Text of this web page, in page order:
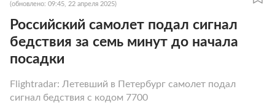
(обновлено: 09:45, 22 апреля 2025)
Российский самолет подал сигнал
бедствия за семь минут до начала
посадки
Flightradar: Летевший в Петербург самолет подал
сигнал бедствия с кодом 7700